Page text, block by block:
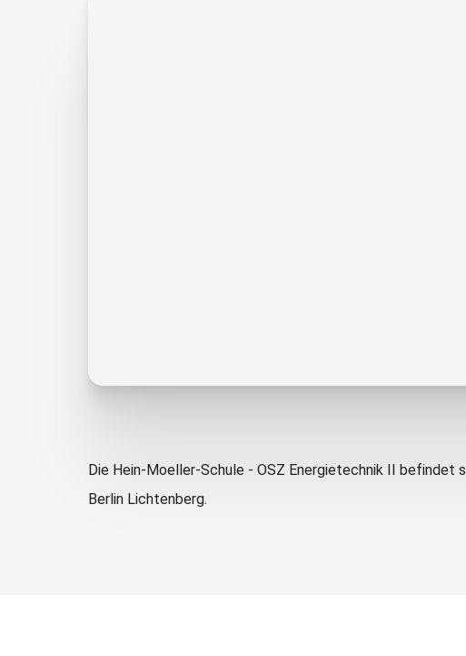
Die Hein-Moeller-Schule - OSZ Energietechnik II befindet
Berlin Lichtenberg.